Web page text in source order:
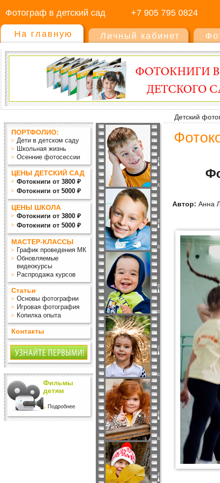
Фотограф в детский сад +7 905 795 0824
На главную Личный кабинет
Детский
ПОРТФОЛИО:
Дети в детском саду
Школьная жизнь
Осенние фотосессии
ЦЕНЫ ДЕТСКИЙ САД
Фотокниги от 3800 ₽
Фотокниги от 5000 ₽
ЦЕНЫ ШКОЛА
Фотокниги от 3800 ₽
Фотокниги от 5000 ₽
МАСТЕР-КЛАССЫ
График проведения МК
Обновляемые
видеокурсы
Распродажа курсов
Статьи
Основы фотографии
Игровая фотография
Копилка опыта
Контакты
Фильмы
детям
Подробнее
Автор: Анна